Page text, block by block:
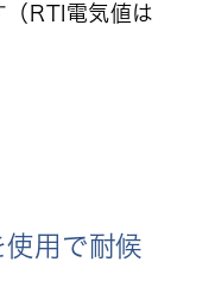
RTI電気値は
用で耐候